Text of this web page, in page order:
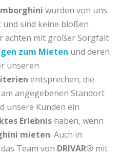
wurden von uns
sind keine bloßen
achten mit großer Sorgfalt
zum Mieten und deren
unseren
entsprechen, die
angegebenen Standort
unsere Kunden ein
Erlebnis haben, wenn
mieten. Auch in
Team von DRIVAR® mit